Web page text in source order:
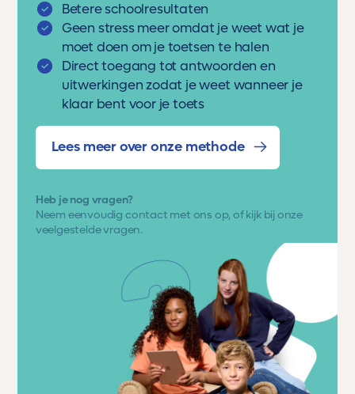
Betere schoolresultaten
Geen stress meer omdat je weet wat je
moet doen om je toetsen te halen
Direct toegang tot antwoorden en
uitwerkingen zodat je weet wanneer je
klaar bent voor je toets
Lees meer over onze methode
Heb je nog vragen?
Neem eenvoudig contact met ons op, of kijk bij onze
veelgestelde vragen.